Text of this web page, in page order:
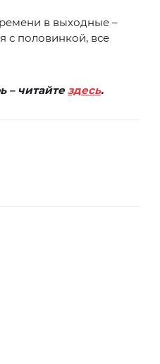
в выходные –
с половинкой, все
– читайте здесь.